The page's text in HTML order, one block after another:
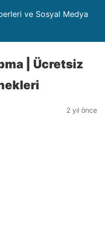
ve Sosyal Medya
| Ücretsiz
2 yıl önce